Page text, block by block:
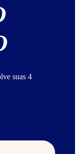
suas 4